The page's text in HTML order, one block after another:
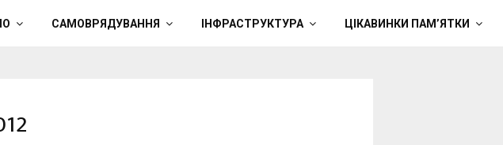
САМОВРЯДУВАННЯ ІНФРАСТРУКТУРА ЦІКАВИНКИ ПАМ’ЯТКИ